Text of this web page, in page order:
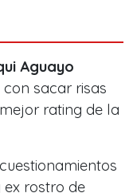
Aguayo
sacar risas
rating de la
ex rostro de